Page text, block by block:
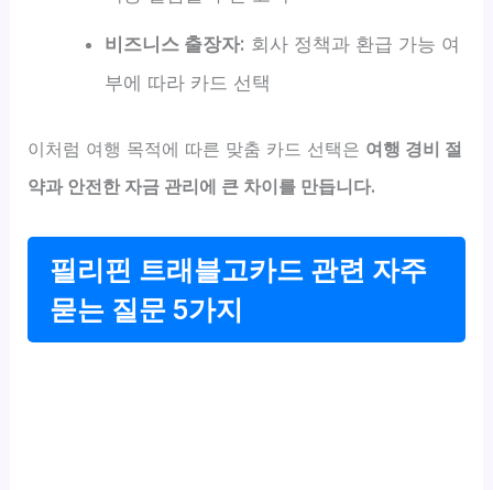
비즈니스 출장자: 회사 정책과 환급 가능 여
부에 따라 카드 선택
이처럼 여행 목적에 따른 맞춤 카드 선택은 여행 경비 절
약과 안전한 자금 관리에 큰 차이를 만듭니다.
필리핀 트래블고카드 관련 자주
묻는 질문 5가지